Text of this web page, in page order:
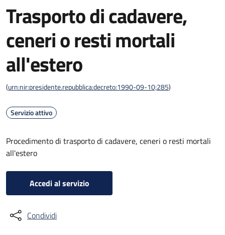
Trasporto di cadavere,
ceneri o resti mortali
all'estero
(urn:nir:presidente.repubblica:decreto:1990-09-10;285)
Servizio attivo
Procedimento di trasporto di cadavere, ceneri o resti mortali
all'estero
Accedi al servizio
Condividi